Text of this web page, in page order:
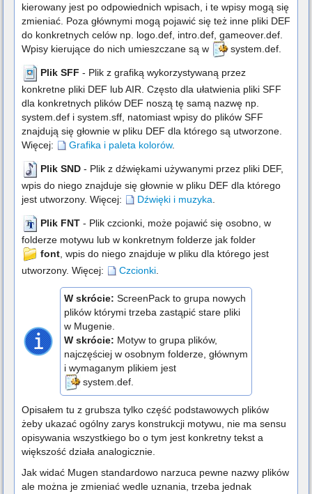
kierowany jest po odpowiednich wpisach, i te wpisy mogą się
zmieniać. Poza głównymi mogą pojawić się też inne pliki DEF
do konkretnych celów np. logo.def, intro.def, gameover.def.
Wpisy kierujące do nich umieszczane są w
system.def.
Plik SFF - Plik z grafiką wykorzystywaną przez
konkretne pliki DEF lub AIR. Często dla ułatwienia pliki SFF
dla konkretnych plików DEF noszą tę samą nazwę np.
system.def i system.sff, natomiast wpisy do plików SFF
znajdują się głownie w pliku DEF dla którego są utworzone.
Więcej:
Grafika i paleta kolorów.
Plik SND - Plik z dźwiękami używanymi przez pliki DEF,
wpis do niego znajduje się głownie w pliku DEF dla którego
jest utworzony. Więcej:
Dźwięki i muzyka.
Plik FNT - Plik czcionki, może pojawić się osobno, w
folderze motywu lub w konkretnym folderze jak folder
font, wpis do niego znajduje w pliku dla którego jest
utworzony. Więcej:
Czcionki.
W skrócie: ScreenPack to grupa nowych
plików którymi trzeba zastąpić stare pliki
w Mugenie.
W skrócie: Motyw to grupa plików,
najczęściej w osobnym folderze, głównym
i wymaganym plikiem jest
system.def.
Opisałem tu z grubsza tylko część podstawowych plików
żeby ukazać ogólny zarys konstrukcji motywu, nie ma sensu
opisywania wszystkiego bo o tym jest konkretny tekst a
większość działa analogicznie.
Jak widać Mugen standardowo narzuca pewne nazwy plików
ale można je zmieniać wedle uznania, trzeba jednak